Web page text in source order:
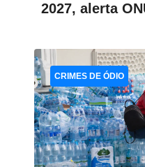
2027, alerta
CRIMES DE ÓDIO